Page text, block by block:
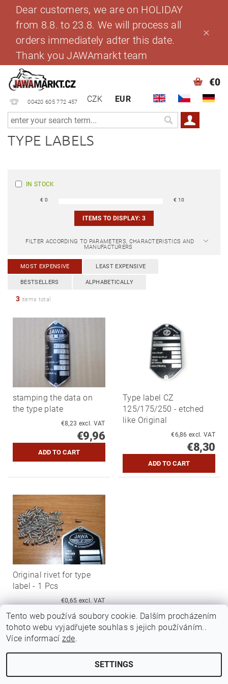
Dear customers, we are on HOLIDAY
from 8.8. to 23.8. We will process all
orders immediately adter this date.
Thank you JAWAmarkt team
00420 605 772 457 CZK EUR
€0
TYPE LABELS
IN STOCK
€0 € 10
ITEMS TO DISPLAY: 3
FILTER ACCORDING TO PARAMETERS, CHARACTERISTICS AND
MANUFACTURERS
MOST EXPENSIVE LEAST EXPENSIVE
BESTSELLERS ALPHABETICALLY
3 items total
stamping the data on
the type plate
€8,23 excl. VAT
€9,96
Type label CZ
125/175/250 - etched
like Original
€6,86 excl. VAT
€8,30
Original rivet for type
label - 1 Pcs
€0,65 excl. VAT
€0,79
2026 ©Jawamarkt, all rights reserved.Edit cookie settings
Tento web používá soubory cookie. Dalším procházením
tohoto webu vyjadřujete souhlas s jejich používáním..
Více informací zde.
SETTINGS